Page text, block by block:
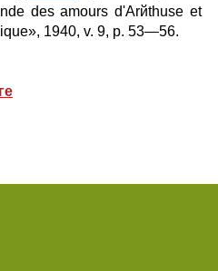
des amours d'Arйthuse et
1940, v. 9, p. 53—56.